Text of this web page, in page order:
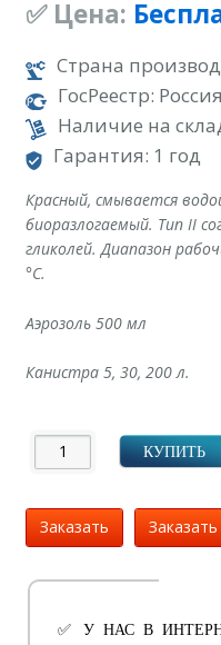
✅ Цена:
Страна
ГосРеестр: Россия
Наличие на
Гарантия: 1 год
Красный, смывается
биоразлогаемый. Тип II
гликолей.Диапазон
°C.
Аэрозоль 500 мл
Канистра 5, 30, 200 л.
КУПИТЬ
Заказать
✅ У НАС В